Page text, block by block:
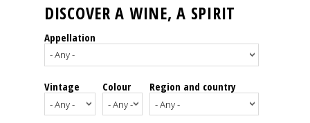
Our
events
Spirits
DISCOVER A WINE, A SPIRIT
Appellation
Vintage Colour Region and country